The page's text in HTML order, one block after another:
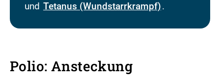
und Tetanus (Wundstarrkrampf).
Polio: Ansteckung